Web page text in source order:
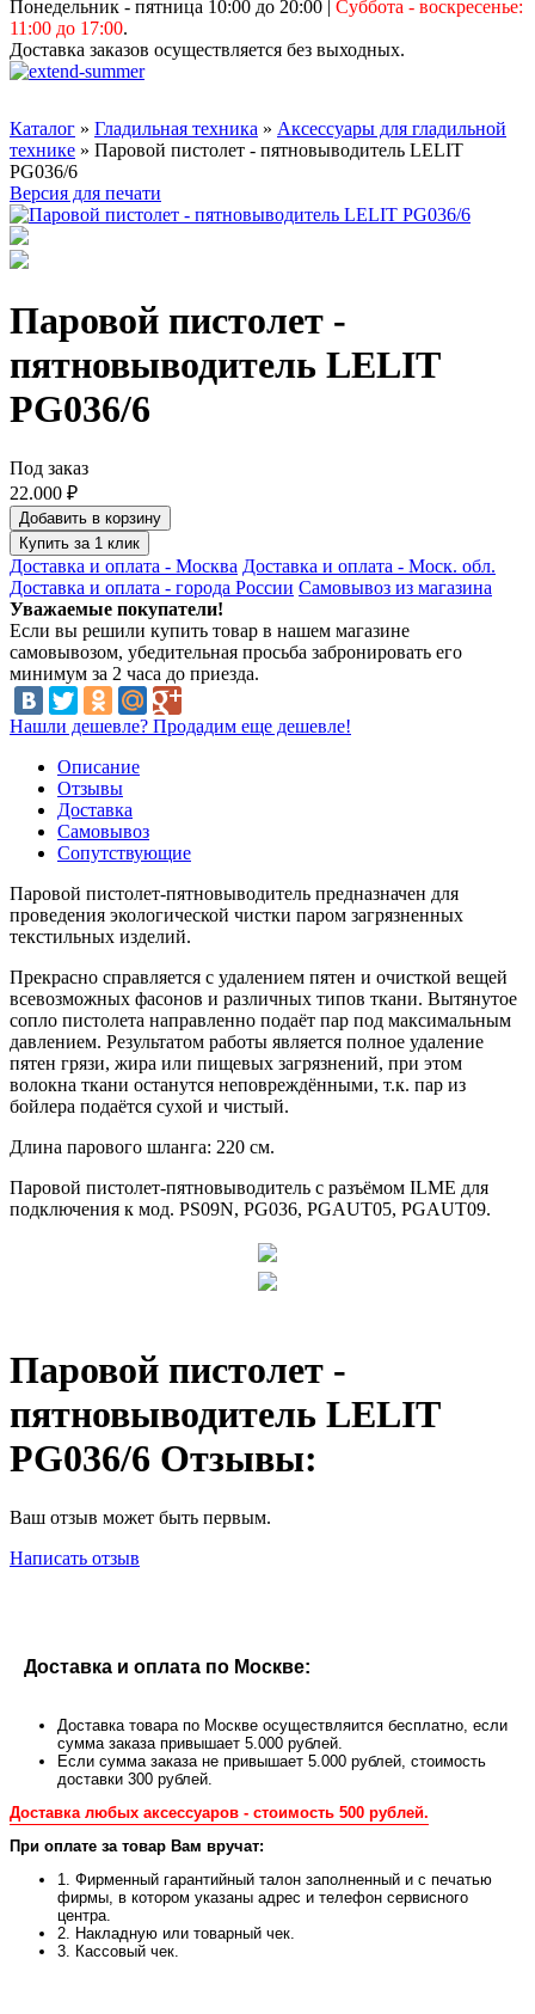
Понедельник - пятница 10:00 до 20:00 | Суббота - воскресенье:
11:00 до 17:00.
Доставка заказов осуществляется без выходных.
Каталог » Гладильная техника » Аксессуары для гладильной
технике » Паровой пистолет - пятновыводитель LELIT
PG036/6
Версия для печати
Паровой пистолет -
пятновыводитель LELIT
PG036/6
Под заказ
22.000 ₽
Добавить в корзину
Купить за 1 клик
Доставка и оплата - Москва Доставка и оплата - Моск. обл.
Доставка и оплата - города России Самовывоз из магазина
Уважаемые покупатели!
Если вы решили купить товар в нашем магазине
самовывозом, убедительная просьба забронировать его
минимум за 2 часа до приезда.
Нашли дешевле? Продадим еще дешевле!
Описание
Отзывы
Доставка
Самовывоз
Сопутствующие
Паровой пистолет-пятновыводитель предназначен для
проведения экологической чистки паром загрязненных
текстильных изделий.
Прекрасно справляется с удалением пятен и очисткой вещей
всевозможных фасонов и различных типов ткани. Вытянутое
сопло пистолета направленно подаёт пар под максимальным
давлением. Результатом работы является полное удаление
пятен грязи, жира или пищевых загрязнений, при этом
волокна ткани останутся неповреждёнными, т.к. пар из
бойлера подаётся сухой и чистый.
Длина парового шланга: 220 см.
Паровой пистолет-пятновыводитель с разъёмом ILME для
подключения к мод. PS09N, PG036, PGAUT05, PGAUT09.
Паровой пистолет -
пятновыводитель LELIT
PG036/6 Отзывы:
Ваш отзыв может быть первым.
Написать отзыв
Доставка и оплата по Москве:
Доставка товара по Москве осуществляится бесплатно, если
сумма заказа привышает 5.000 рублей.
Если сумма заказа не привышает 5.000 рублей, стоимость
доставки 300 рублей.
Доставка любых аксессуаров - стоимость 500 рублей.
При оплате за товар Вам вручат:
1. Фирменный гарантийный талон заполненный и с печатью
фирмы, в котором указаны адрес и телефон сервисного
центра.
2. Накладную или товарный чек.
3. Кассовый чек.